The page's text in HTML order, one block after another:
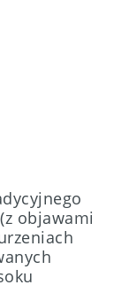
objawami